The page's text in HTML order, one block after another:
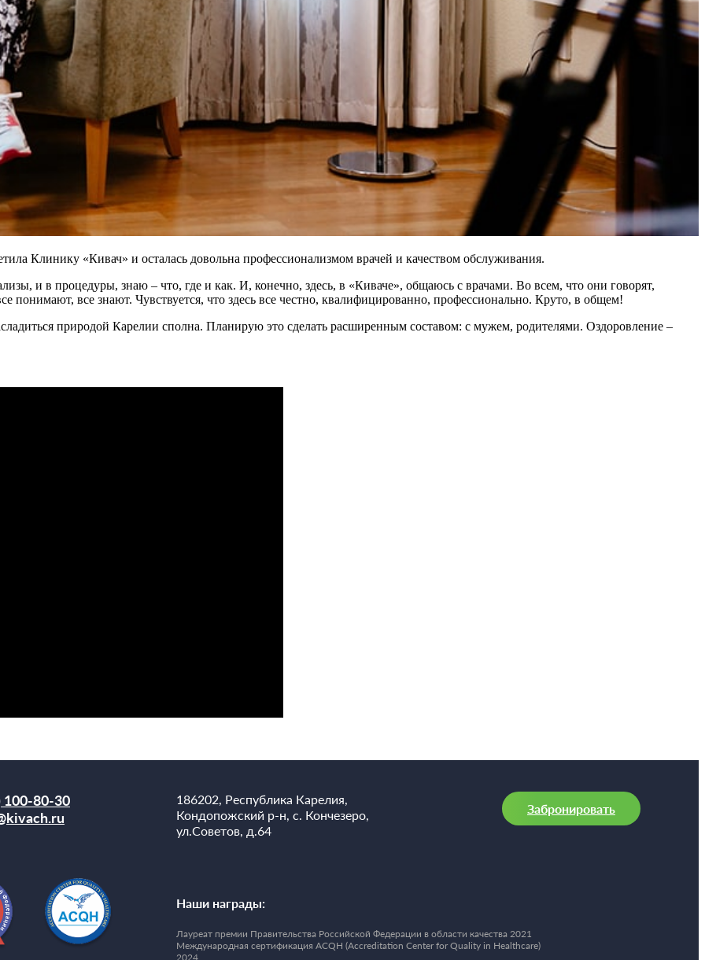
Клинику «Кивач» и осталась довольна профессионализмом врачей и качеством обслуживания.
и в процедуры, знаю – что, где и как. И, конечно, здесь, в «Киваче», общаюсь с врачами. Во всем, что они говорят,
понимают, все знают. Чувствуется, что здесь все честно, квалифицированно, профессионально. Круто, в общем!
природой Карелии сполна. Планирую это сделать расширенным составом: с мужем, родителями. Оздоровление –
100-80-30
186202, Республика Карелия,
Кондопожский р-н, с. Кончезеро,
ул.Советов, д.64
Забронировать
Наши награды:
Лауреат премии Правительства Российской Федерации в области качества 2021
Международная сертификация ACQH (Accreditation Center for Quality in Healthcare)
2024